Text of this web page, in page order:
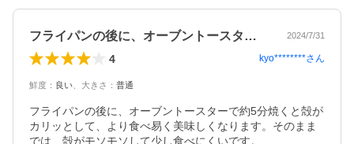
フライパンの後に、オーブントースターで… 2024/7/31
4 kyo********さん
鮮度 ： 良い 大きさ ： 普通
フライパンの後に、オーブントースターで約5分焼くと殻が
カリッとして、より食べ易く美味しくなります。そのまま
では、殻がモソモソして少し食べにくいです。